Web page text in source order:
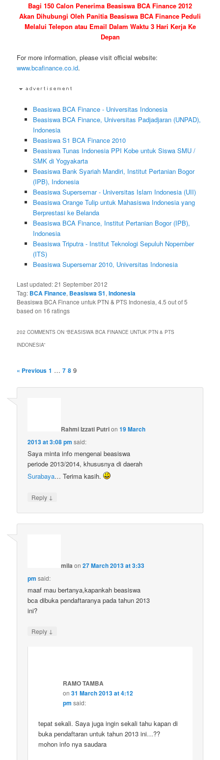
Bagi 150 Calon Penerima Beasiswa BCA Finance 2012
Akan Dihubungi Oleh Panitia Beasiswa BCA Finance Peduli
Melalui Telepon atau Email Dalam Waktu 3 Hari Kerja Ke
Depan
For more information, please visit official website:
www.bcafinance.co.id.
Beasiswa BCA Finance - Universitas Indonesia
Beasiswa BCA Finance, Universitas Padjadjaran (UNPAD),
Indonesia
Beasiswa S1 BCA Finance 2010
Beasiswa Tunas Indonesia PPI Kobe untuk Siswa SMU /
SMK di Yogyakarta
Beasiswa Bank Syariah Mandiri, Institut Pertanian Bogor
(IPB), Indonesia
Beasiswa Supersemar - Universitas Islam Indonesia (UII)
Beasiswa Orange Tulip untuk Mahasiswa Indonesia yang
Berprestasi ke Belanda
Beasiswa BCA Finance, Institut Pertanian Bogor (IPB),
Indonesia
Beasiswa Triputra - Institut Teknologi Sepuluh Nopember
(ITS)
Beasiswa Supersemar 2010, Universitas Indonesia
Last updated:21 September 2012
Tag: BCA Finance, Beasiswa S1,Indonesia
Beasiswa BCA Finance untuk PTN & PTS Indonesia,4.5 out of5
based on 16 ratings
202 COMMENTS ON “BEASISWA BCA FINANCE UNTUK PTN & PTS
INDONESIA”
« Previous 1 … 7 8 9
Rahmi Izzati Putrion19 March
2013 at 3:08 pm said:
Saya minta info mengenai beasiswa
periode 2013/2014, khususnya di daerah
Surabaya… Terima kasih.
Reply ↓
mila on27 March 2013 at 3:33
pm said:
maaf mau bertanya,kapankah beasiswa
bca dibuka pendaftaranya pada tahun 2013
ini?
Reply ↓
RAMO TAMBA
on31 March 2013 at 4:12
pm said:
tepat sekali. Saya juga ingin sekali tahu kapan di
buka pendaftaran untuk tahun 2013 ini…??
mohon info nya saudara